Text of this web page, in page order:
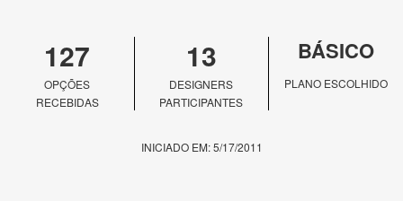
127
OPÇÕES
RECEBIDAS
13
DESIGNERS
PARTICIPANTES
BÁSICO
PLANO ESCOLHIDO
INICIADO EM: 5/17/2011